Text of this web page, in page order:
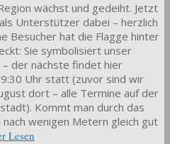
wächst und gedeiht. Jetzt
Unterstützer dabei – herzlich
Besucher hat die Flagge hinter
Sie symbolisiert unser
der nächste findet hier
Uhr statt (zuvor sind wir
dort – alle Termine auf der
Kommt man durch das
wenigen Metern gleich gut
Lesen